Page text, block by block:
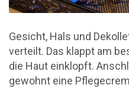
Gesicht, Hals und
verteilt. Das klappt am
die Haut einklopft.
gewohnt eine